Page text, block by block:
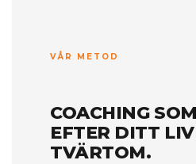
VÅR METOD
COACHING
EFTER DITT
TVÄRTOM.